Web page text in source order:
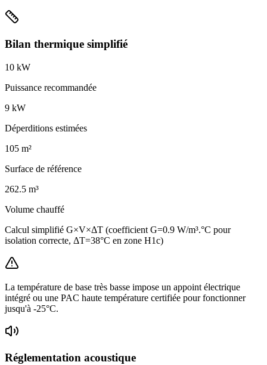
Bilan thermique simplifié
10 kW
Puissance recommandée
9 kW
Déperditions estimées
105 m²
Surface de référence
262.5 m³
Volume chauffé
Calcul simplifié G×V×ΔT (coefficient G=0.9 W/m³.°C pour
isolation correcte, ΔT=38°C en zone H1c)
La température de base très basse impose un appoint électrique
intégré ou une PAC haute température certifiée pour fonctionner
jusqu'à -25°C.
Réglementation acoustique